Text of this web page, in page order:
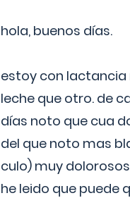
hola, buenos días.
estoy con lactancia
leche que otro. de
días noto que cua
del que noto mas
culo) muy
he leido que puede